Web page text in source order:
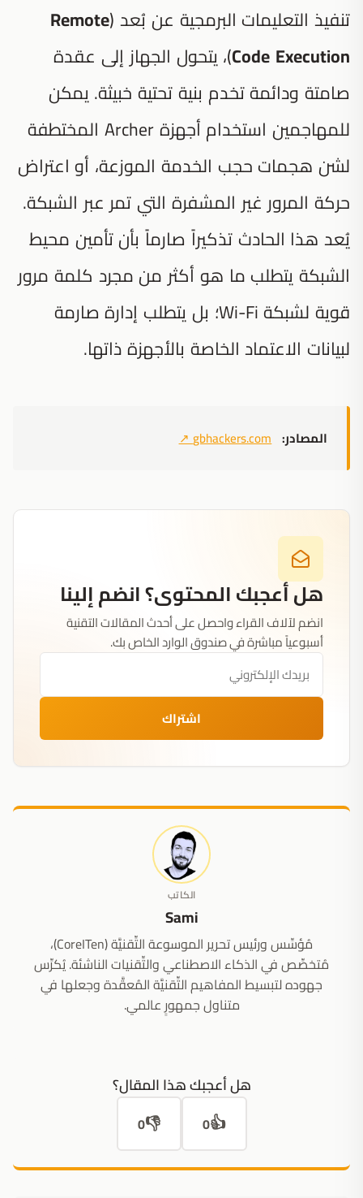
تنفيذ التعليمات البرمجية عن بُعد (Remote
Code Execution)، يتحول الجهاز إلى عقدة
صامتة ودائمة تخدم بنية تحتية خبيثة. يمكن
للمهاجمين استخدام أجهزة Archer المختطفة
لشن هجمات حجب الخدمة الموزعة، أو اعتراض
حركة المرور غير المشفرة التي تمر عبر الشبكة.
يُعد هذا الحادث تذكيراً صارماً بأن تأمين محيط
الشبكة يتطلب ما هو أكثر من مجرد كلمة مرور
قوية لشبكة Wi-Fi؛ بل يتطلب إدارة صارمة
لبيانات الاعتماد الخاصة بالأجهزة ذاتها.
المصادر: gbhackers.com
↗
هل أعجبك المحتوى؟ انضم إلينا
انضم لآلاف القراء واحصل على أحدث المقالات التقنية
أسبوعياً مباشرة في صندوق الوارد الخاص بك.
اشتراك
الكاتب
Sami
مُؤسِّس ورئيس تحرير الموسوعة التِّقنيَّة (CoreITen)،
مُتخصِّص في الذكاء الاصطناعي والتِّقنيات الناشئة. يُكرِّس
جهوده لتبسيط المفاهيم التِّقنيَّة المُعقَّدة وجعلها في
متناول جمهورٍ عالمي.
هل أعجبك هذا المقال؟
👍
0
👎
0